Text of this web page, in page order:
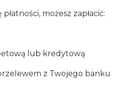
możesz zapłacić:
lub kredytową
z Twojego banku